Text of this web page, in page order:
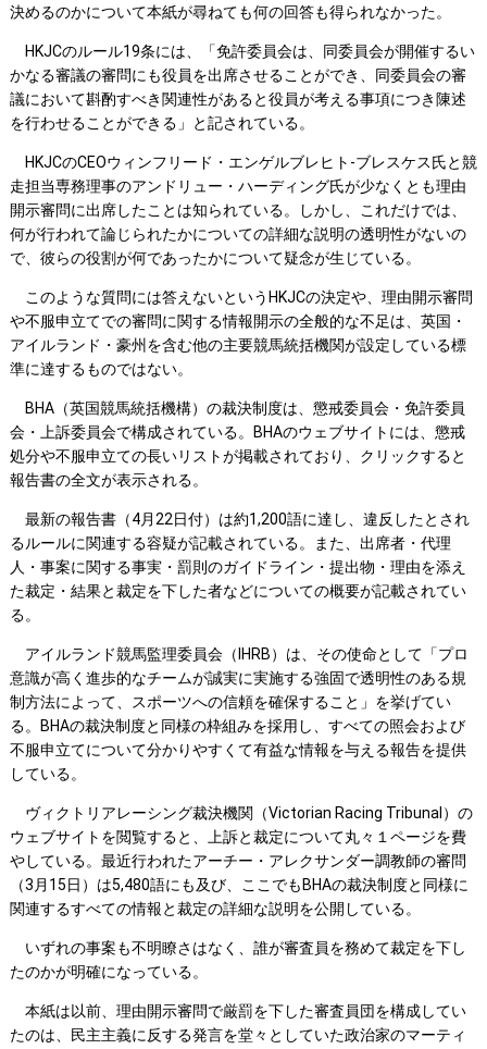
決めるのかについて本紙が尋ねても何の回答も得られなかった。
HKJCのルール19条には、「免許委員会は、同委員会が開催するい
かなる審議の審問にも役員を出席させることができ、同委員会の審
議において斟酌すべき関連性があると役員が考える事項につき陳述
を行わせることができる」と記されている。
HKJCのCEOウィンフリード・エンゲルブレヒト-ブレスケス氏と競
走担当専務理事のアンドリュー・ハーディング氏が少なくとも理由
開示審問に出席したことは知られている。しかし、これだけでは、
何が行われて論じられたかについての詳細な説明の透明性がないの
で、彼らの役割が何であったかについて疑念が生じている。
このような質問には答えないというHKJCの決定や、理由開示審問
や不服申立てでの審問に関する情報開示の全般的な不足は、英国・
アイルランド・豪州を含む他の主要競馬統括機関が設定している標
準に達するものではない。
BHA（英国競馬統括機構）の裁決制度は、懲戒委員会・免許委員
会・上訴委員会で構成されている。BHAのウェブサイトには、懲戒
処分や不服申立ての長いリストが掲載されており、クリックすると
報告書の全文が表示される。
最新の報告書（4月22日付）は約1,200語に達し、違反したとされ
るルールに関連する容疑が記載されている。また、出席者・代理
人・事案に関する事実・罰則のガイドライン・提出物・理由を添え
た裁定・結果と裁定を下した者などについての概要が記載されてい
る。
アイルランド競馬監理委員会（IHRB）は、その使命として「プロ
意識が高く進歩的なチームが誠実に実施する強固で透明性のある規
制方法によって、スポーツへの信頼を確保すること」を挙げてい
る。BHAの裁決制度と同様の枠組みを採用し、すべての照会および
不服申立てについて分かりやすくて有益な情報を与える報告を提供
している。
ヴィクトリアレーシング裁決機関（Victorian Racing Tribunal）の
ウェブサイトを閲覧すると、上訴と裁定について丸々１ページを費
やしている。最近行われたアーチー・アレクサンダー調教師の審問
（3月15日）は5,480語にも及び、ここでもBHAの裁決制度と同様に
関連するすべての情報と裁定の詳細な説明を公開している。
いずれの事案も不明瞭さはなく、誰が審査員を務めて裁定を下し
たのかが明確になっている。
本紙は以前、理由開示審問で厳罰を下した審査員団を構成してい
たのは、民主主義に反する発言を堂々としていた政治家のマーティ